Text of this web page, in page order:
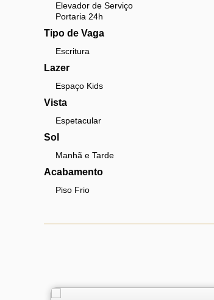
Elevador de Serviço
Portaria 24h
Tipo de Vaga
Escritura
Lazer
Espaço Kids
Vista
Espetacular
Sol
Manhã e Tarde
Acabamento
Piso Frio